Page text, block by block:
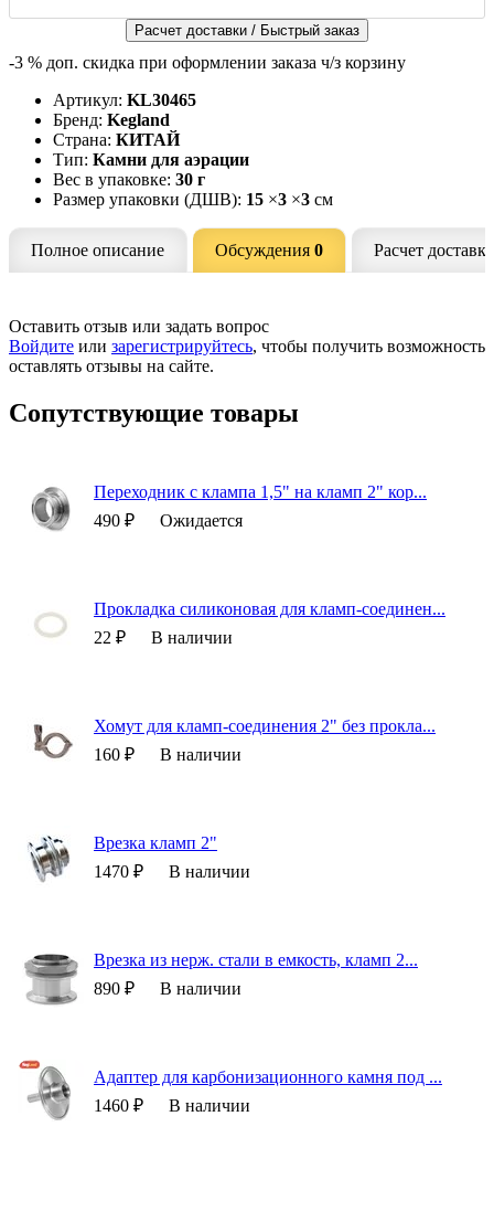
Расчет доставки / Быстрый заказ
-3 % доп. скидка при оформлении заказа ч/з корзину
Артикул: KL30465
Бренд: Kegland
Страна: КИТАЙ
Тип: Камни для аэрации
Вес в упаковке: 30 г
Размер упаковки (ДШВ): 15 ×3 ×3 см
Полное описание Обсуждения 0 Расчет
Оставить отзыв или задать вопрос
Войдите или зарегистрируйтесь, чтобы получить возможность
оставлять отзывы на сайте.
Сопутствующие товары
Переходник с клампа 1,5" на кламп 2" кор...
490 ₽
Ожидается
Прокладка силиконовая для кламп-соединен...
22 ₽
В наличии
Хомут для кламп-соединения 2" без прокла...
160 ₽
В наличии
Врезка кламп 2"
1470 ₽
В наличии
Врезка из нерж. стали в емкость, кламп 2...
890 ₽
В наличии
Адаптер для карбонизационного камня под ...
1460 ₽
В наличии